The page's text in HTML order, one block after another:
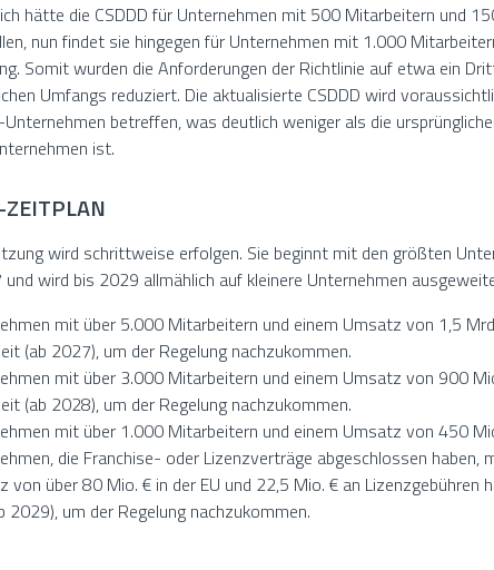
hätte die CSDDD für Unternehmen mit 500 Mitarbeitern und
nun findet sie hingegen für Unternehmen mit 1.000
Somit wurden die Anforderungen der Richtlinie auf etwa ein
Umfangs reduziert. Die aktualisierte CSDDD wird
betreffen, was deutlich weniger als die
ist.
ZEITPLAN
wird schrittweise erfolgen. Sie beginnt mit den größten
und wird bis 2029 allmählich auf kleinere Unternehmen
mit über 5.000 Mitarbeitern und einem Umsatz von 1,5
(ab 2027), um der Regelung nachzukommen.
mit über 3.000 Mitarbeitern und einem Umsatz von 900
(ab 2028), um der Regelung nachzukommen.
mit über 1.000 Mitarbeitern und einem Umsatz von 450
die Franchise- oder Lizenzverträge abgeschlossen haben,
von über 80 Mio. € in der EU und 22,5 Mio. € an Lizenzgebühren
2029), um der Regelung nachzukommen.